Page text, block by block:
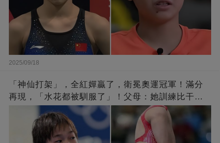
2025/09/18
「神仙打架」，全紅嬋贏了，衛冕奧運冠軍！滿分
再現，「水花都被馴服了」！父母：她訓練比干農
活累百倍！陳芋汐惜敗，獲得銀牌